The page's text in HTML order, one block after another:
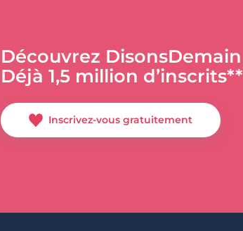
Découvrez DisonsDemain
Déjà 1,5 million d’inscrits**
Inscrivez-vous gratuitement